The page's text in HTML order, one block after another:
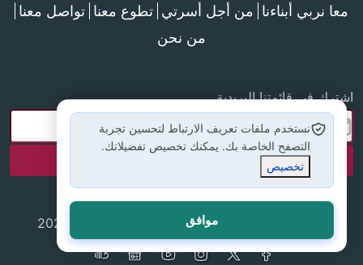
معا نربي أبناءنا من أجل أسرتي تطوع معنا تواصل معنا
من نحن
اشترك في قائمتنا البريدية
جميع الحقوق محفوظة لموقع إسلام أون لاين © 2025
نستخدم ملفات تعريف الارتباط لتحسين تجربة
التصفح الخاصة بك. يمكنك تخصيص تفضيلاتك.
تخصيص
موافق